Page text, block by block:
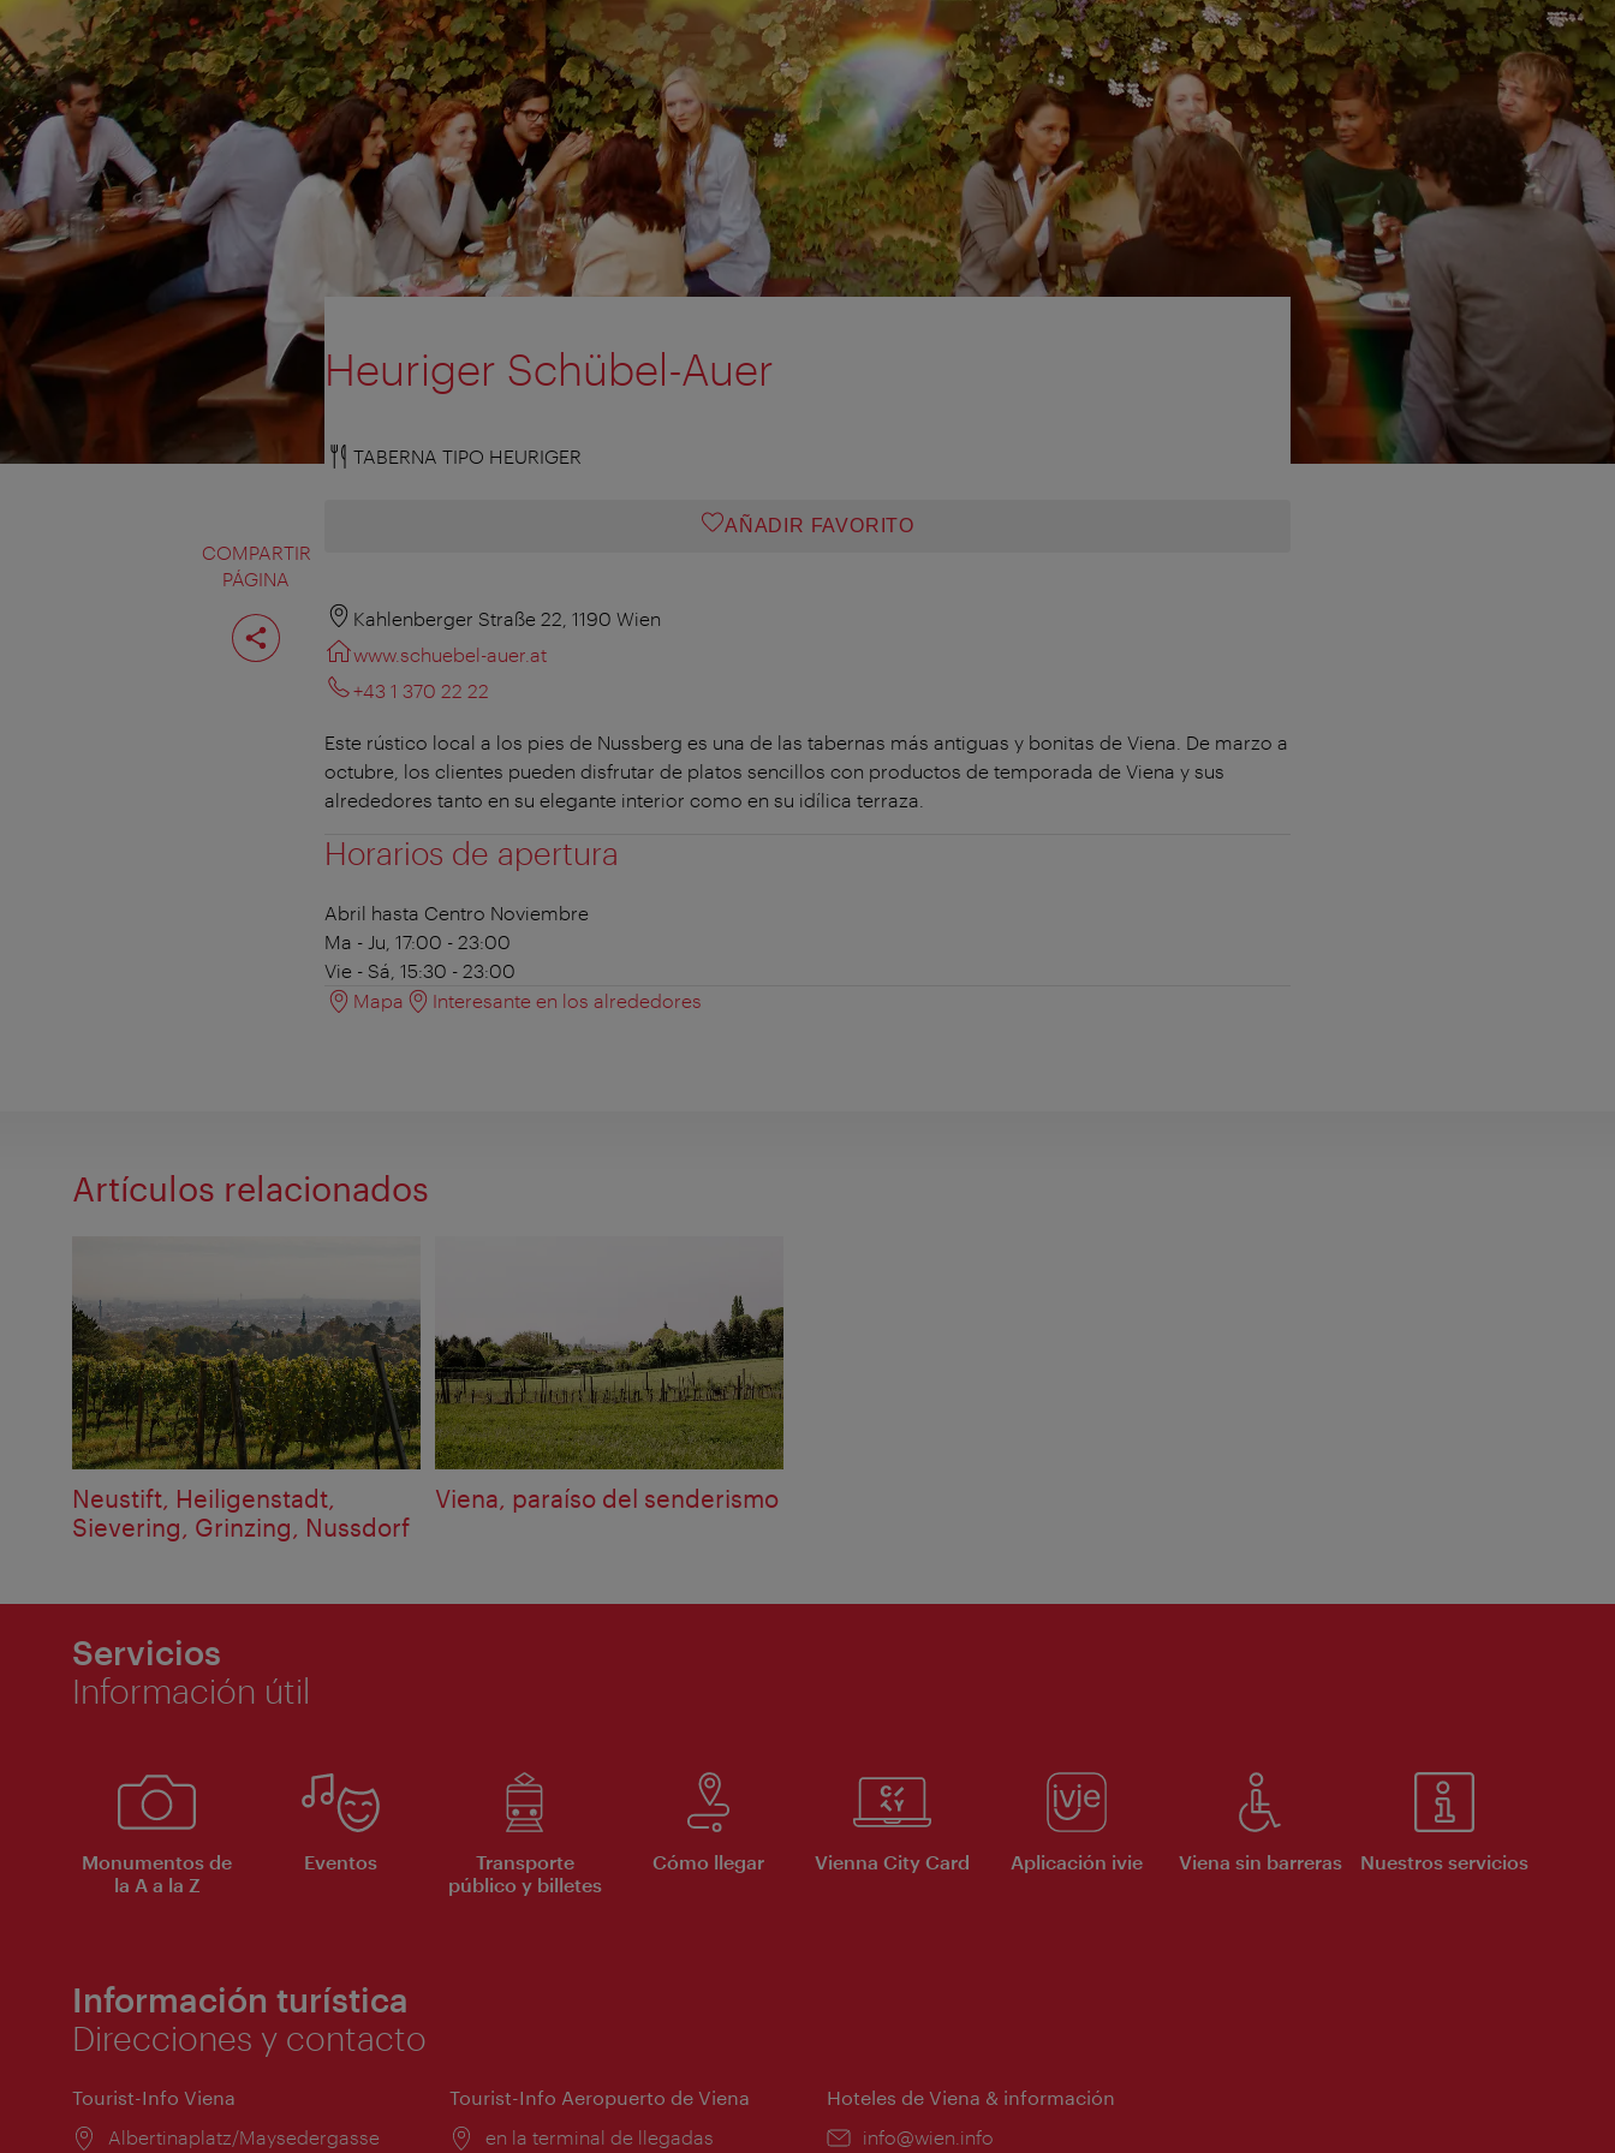
COMPARTIR
PÁGINA
Compartir
página
Heuriger Schübel-Auer
TABERNA TIPO HEURIGER
AÑADIR FAVORITO
Kahlenberger Straße 22, 1190 Wien
www.schuebel-auer.at
+43 1 370 22 22
Este rústico local a los pies de Nussberg es una de las tabernas más antiguas y bonitas de Viena. De marzo a
octubre, los clientes pueden disfrutar de platos sencillos con productos de temporada de Viena y sus
alrededores tanto en su elegante interior como en su idílica terraza.
Horarios de apertura
Abril hasta Centro Noviembre
Ma - Ju, 17:00 - 23:00
Vie - Sá, 15:30 - 23:00
Mapa
Interesante en los alrededores
Artículos relacionados
Neustift, Heiligenstadt,
Sievering, Grinzing, Nussdorf
Viena, paraíso del senderismo
Servicios
Información útil
Monumentos de
la A a la Z
Eventos
Transporte
público y billetes
Cómo llegar Vienna City Card Aplicación ivie Viena sin barreras Nuestros servicios
Información turística
Direcciones y contacto
Tourist-Info Viena
Lugar:
Albertinaplatz/Maysedergasse
Tourist-Info Aeropuerto de Viena
Lugar:
en la terminal de llegadas
Hoteles de Viena & información
e-
info@wien.info